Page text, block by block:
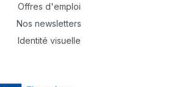
Offres d'emploi
Nos newsletters
Identité visuelle